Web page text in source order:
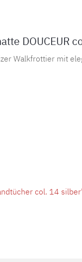
DOUCEUR
Walkfrottier mit
col. 14